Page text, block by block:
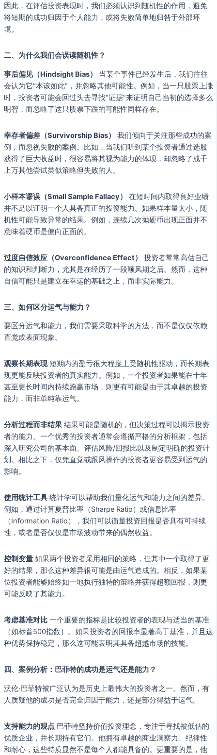
因此，在评估投资表现时，我们必须认识到随机性的作用，避免
将短期的成功归因于个人能力，或将失败简单地归咎于外部环
境。
二、为什么我们会误读随机性？
事后偏见（Hindsight Bias）
当某个事件已经发生后，我们往往
会认为它“本该如此”，并忽略其他可能性。例如，当一只股票上涨
时，投资者可能会回过头去寻找“证据”来证明自己当初的选择多么
明智，而忽略了这只股票下跌的可能性同样存在。
幸存者偏差（Survivorship Bias）
我们倾向于关注那些成功的案
例，而忽视失败的案例。比如，当我们听到某个投资者通过选股
获得了巨大收益时，很容易将其视为能力的体现，却忽略了成千
上万其他尝试类似策略但失败的人。
小样本谬误（Small Sample Fallacy）
在短时间内取得良好业绩
并不足以证明一个人具备真正的投资能力。如果样本量太小，随
机性可能导致异常的结果。例如，连续几次抛硬币出现正面并不
意味着硬币是偏向正面的。
过度自信效应（Overconfidence Effect）
投资者常常高估自己
的知识和判断力，尤其是在经历了一段顺风期之后。然而，这种
自信可能只是建立在幸运的基础之上，而非实际能力。
三、如何区分运气与能力？
要区分运气和能力，我们需要采取科学的方法，而不是仅仅依赖
直觉或表面现象。
观察长期表现短期内的盈亏很大程度上受随机性驱动，而长期表
现更能反映投资者的真实能力。例如，一个投资者如果能在十年
甚至更长时间内持续跑赢市场，则更有可能是由于其卓越的投资
能力，而非单纯靠运气。
分析过程而非结果 结果可能是随机的，但决策过程可以揭示投资
者的能力。一个优秀的投资者通常会遵循严格的分析框架，包括
深入研究公司的基本面、评估风险/回报比以及制定明确的投资计
划。相比之下，仅凭直觉或跟风操作的投资者更容易受到运气的
影响。
使用统计工具 统计学可以帮助我们量化运气和能力之间的差异。
例如，通过计算夏普比率（Sharpe Ratio）或信息比率
（Information Ratio），我们可以衡量投资回报是否具有可持续
性，或者是否仅仅是市场波动带来的偶然收益。
控制变量 如果两个投资者采用相同的策略，但其中一个取得了更
好的结果，那么这种差异很可能是由运气造成的。相反，如果某
位投资者能够始终如一地执行独特的策略并获得超额回报，则更
可能反映了其能力。
考虑基准对比 一个重要的指标是比较投资者的表现与适当的基准
（如标普500指数）。如果投资者的回报率显著高于基准，并且这
种优势保持稳定，那么这可能表明其具备超越市场的技能。
四、案例分析：巴菲特的成功是运气还是能力？
沃伦·巴菲特被广泛认为是历史上最伟大的投资者之一。然而，有
人质疑他的成功是否完全归因于能力，还是部分得益于运气。
支持能力的观点 巴菲特坚持价值投资理念，专注于寻找被低估的
优质企业，并长期持有它们。他拥有卓越的商业洞察力、纪律性
和耐心，这些特质显然不是每个人都能具备的。更重要的是，他